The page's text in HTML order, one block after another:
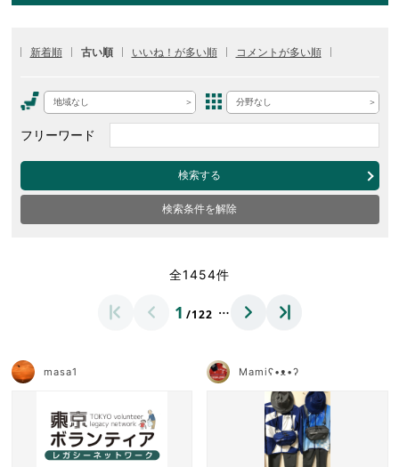
新着順 古い順 いいね！が多い順 コメントが多い順
地域なし 分野なし
フリーワード
検索する
検索条件を解除
全1454件
1 /122 …
masa1 Mamiʕ•ᴥ•ʔ